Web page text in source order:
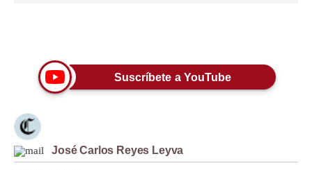
Estilos
EEUU
México
Suscríbete a YouTube
José Carlos Reyes Leyva